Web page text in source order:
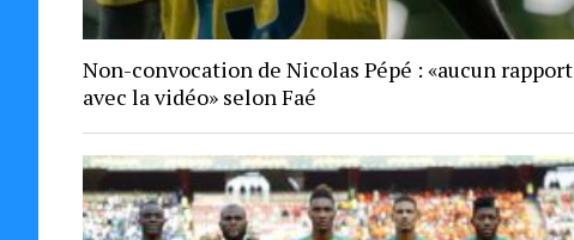
Non-convocation de Nicolas Pépé : «aucun rapport
avec la vidéo» selon Faé